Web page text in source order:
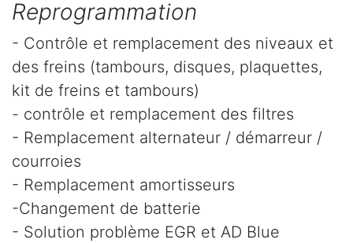
Reprogrammation
- Contrôle et remplacement des niveaux et
des freins (tambours, disques, plaquettes,
kit de freins et tambours)
- contrôle et remplacement des filtres
- Remplacement alternateur / démarreur /
courroies
- Remplacement amortisseurs
-Changement de batterie
- Solution problème EGR et AD Blue